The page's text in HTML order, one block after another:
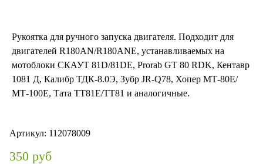
Рукоятка для ручного запуска двигателя. Подходит для
двигателей R180AN/R180ANE, устанавливаемых на
мотоблоки СКАУТ 81D/81DE, Prorab GT 80 RDK, Кентавр
1081 Д, Калибр ТДК-8.0Э, Зубр JR-Q78, Хопер МТ-80Е/
МТ-100Е, Тата ТТ81Е/ТТ81 и аналогичные.
Артикул: 112078009
350 руб